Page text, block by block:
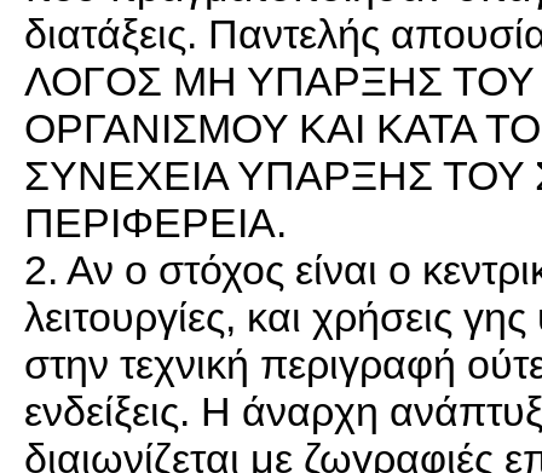
διατάξεις. Παντελής
ΛΟΓΟΣ ΜΗ ΥΠΑΡΞΗΣ
ΟΡΓΑΝΙΣΜΟΥ ΚΑΙ ΚΑΤΑ
ΣΥΝΕΧΕΙΑ ΥΠΑΡΞΗΣ
ΠΕΡΙΦΕΡΕΙΑ.
2. Αν ο στόχος είναι ο
λειτουργίες, και χρήσεις
στην τεχνική περιγραφή
ενδείξεις. Η άναρχη
διαιωνίζεται με